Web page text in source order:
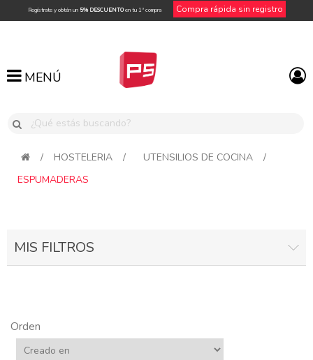
Regístrate y obtén un 5% DESCUENTOen tu 1ª compra Compra rápida sin registro
MENÚ
MENÚ
/ HOSTELERIA / UTENSILIOS DE COCINA
/
ESPUMADERAS
MIS FILTROS
Orden